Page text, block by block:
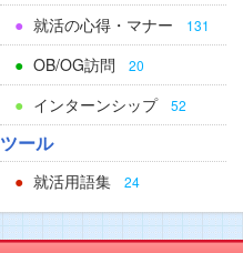
就活の心得・マナー 131
OB/OG訪問 20
インターンシップ 52
ツール
就活用語集 24